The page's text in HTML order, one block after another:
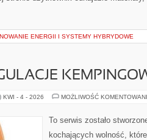
ENERGII I SYSTEMY HYBRYDOWE
KWI - 4 - 2026 MOŻLIWOŚĆ
To serwis zostało
kochających wolność,